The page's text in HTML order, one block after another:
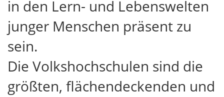
in den Lern- und Lebenswelten
junger Menschen präsent zu
sein.
Die Volkshochschulen sind die
größten, flächendeckenden und